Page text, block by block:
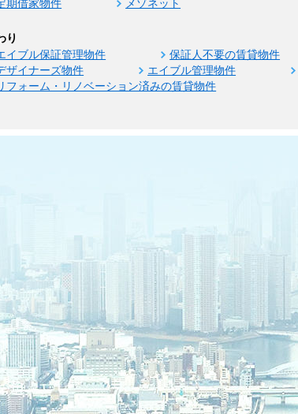
期借家物件
メゾネット
り
イブル保証管理物件 保証人不要の賃貸物件
ザイナーズ物件
エイブル管理物件
フォーム・リノベーション済みの賃貸物件